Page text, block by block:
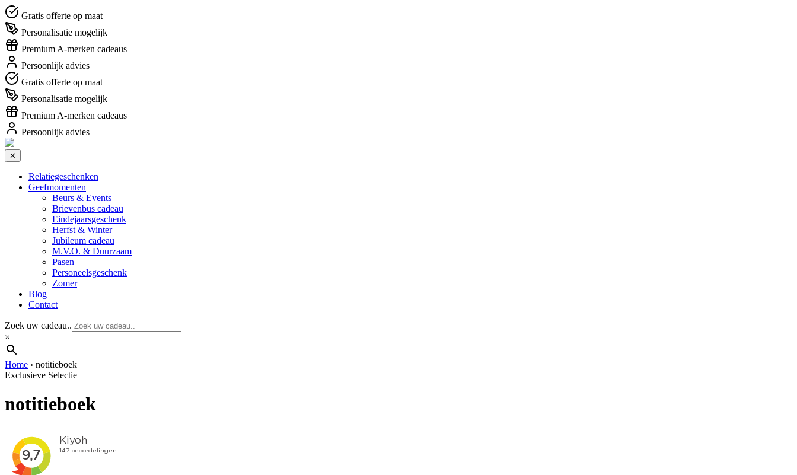
Gratis offerte op maat
Personalisatie mogelijk
Premium A-merken cadeaus
Persoonlijk advies
Gratis offerte op maat
Personalisatie mogelijk
Premium A-merken cadeaus
Persoonlijk advies
✕
Relatiegeschenken
Geefmomenten
Beurs & Events
Brievenbus cadeau
Eindejaarsgeschenk
Herfst & Winter
Jubileum cadeau
M.V.O. & Duurzaam
Pasen
Personeelsgeschenk
Zomer
Blog
Contact
Zoek uw cadeau..
×
Home › notitieboek
Exclusieve Selectie
notitieboek